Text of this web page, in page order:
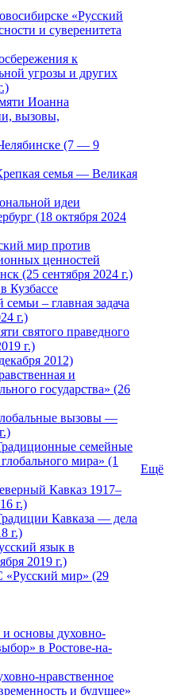
«Русский
и суверенитета
к
угрозы и других
Иоанна
вызовы,
(7 — 9
семья — Великая
идеи
(18 октября 2024
мир против
ценностей
(25 сентября 2024 г.)
Кузбассе
– главная задача
г.)
святого праведного
г.)
2012)
и
государства» (26
вызовы —
семейные
мира» (1
Кавказ 1917–
г.)
Кавказа — дела
г.)
язык в
2019 г.)
мир» (29
основы духовно-
в Ростове-на-
нравственное
и будущее»
Ещё